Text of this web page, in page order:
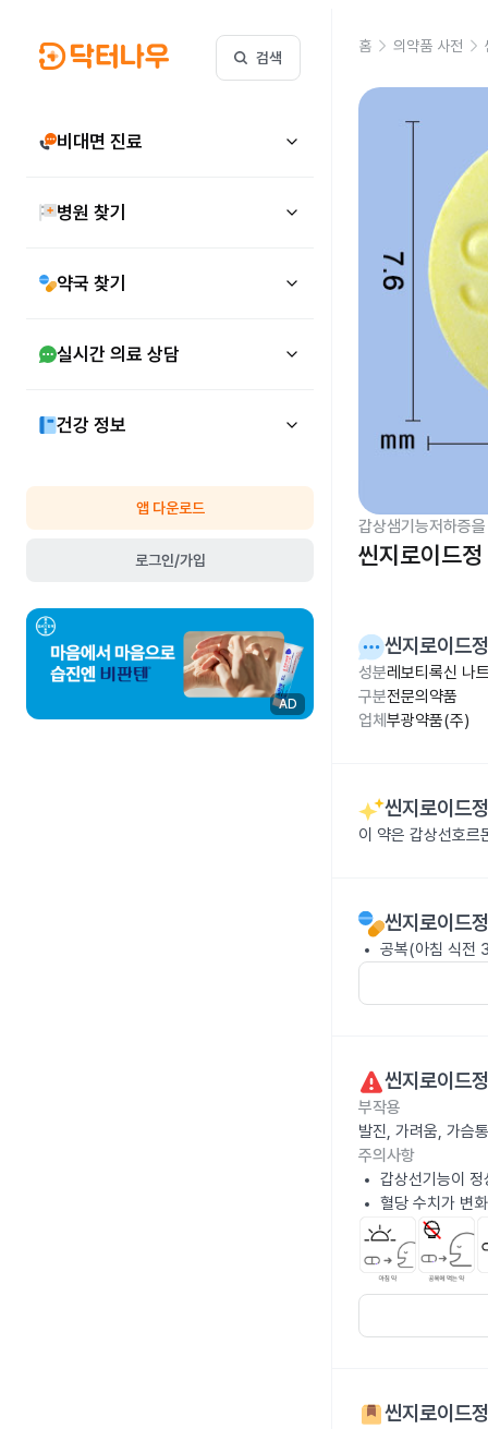
검색
비대면 진료
병원 찾기
약국 찾기
실시간 의료 상담
건강 정보
앱 다운로드
로그인/가입
AD
홈 의약품 사전
갑상샘기능저하증
씬지로이드
씬지로이드
성분레보티록신 나
구분전문의약품
업체 부광약품(주)
씬지로이드
이 약은 갑상선호르
씬지로이드
공복(아침 식전
씬지로이드
부작용
발진, 가려움, 가슴
주의사항
갑상선기능이
혈당 수치가 변
씬지로이드